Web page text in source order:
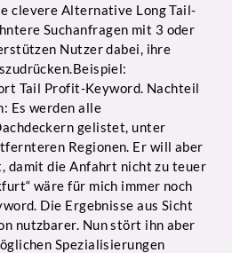
clevere Alternative Long Tail-
Suchanfragen mit 3 oder
Nutzer dabei, ihre
Tail Profit-Keyword. Nachteil
Es werden alle
gelistet, unter
Regionen. Er will aber
damit die Anfahrt nicht zu teuer
wäre für mich immer noch
Die Ergebnisse aus Sicht
nutzbarer. Nun stört ihn aber
Spezialisierungen